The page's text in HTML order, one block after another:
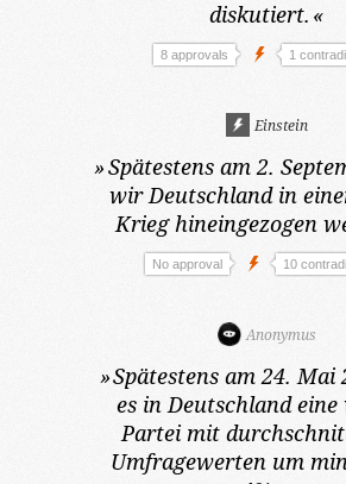
diskutiert. «
8 approvals 1
Einstein
»Spätestens am 2.
wir Deutschland in
Krieg hineingezogen
No approval 10
Anonymus
»Spätestens am 24. Mai
es in Deutschland
Partei mit
Umfragewerten um